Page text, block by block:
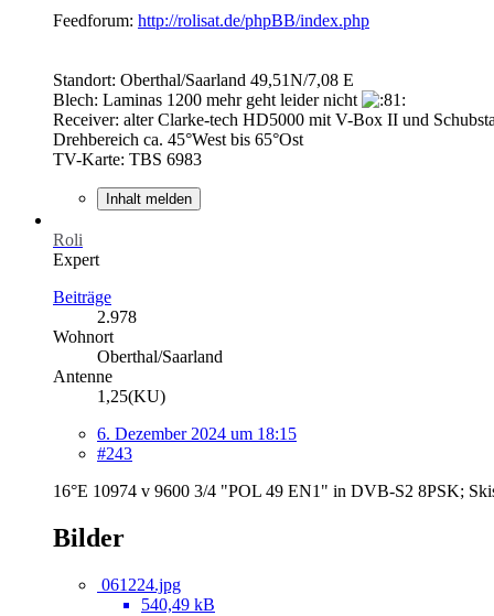
Feedforum: http://rolisat.de/phpBB/index.php
Standort: Oberthal/Saarland 49,51N/7,08 E
Blech: Laminas 1200 mehr geht leider nicht
Receiver: alter Clarke-tech HD5000 mit V-Box II und
Drehbereich ca. 45°West bis 65°Ost
TV-Karte: TBS 6983
Inhalt melden
Roli
Expert
Beiträge
2.978
Wohnort
Oberthal/Saarland
Antenne
1,25(KU)
6. Dezember 2024 um 18:15
#243
16°E 10974 v 9600 3/4 "POL 49 EN1" in DVB-S2 8PSK;
Bilder
061224.jpg
540,49 kB